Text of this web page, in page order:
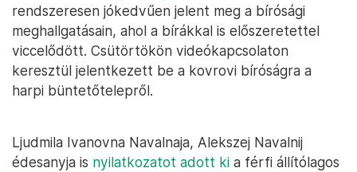
rendszeresen jókedvűen jelent meg a bírósági
meghallgatásain, ahol a bírákkal is előszeretettel
viccelődött. Csütörtökön videókapcsolaton
keresztül jelentkezett be a kovrovi bíróságra a
harpi büntetőtelepről.
Ljudmila Ivanovna Navalnaja, Alekszej Navalnij
édesanyja is nyilatkozatot adott ki a férfi állítólagos